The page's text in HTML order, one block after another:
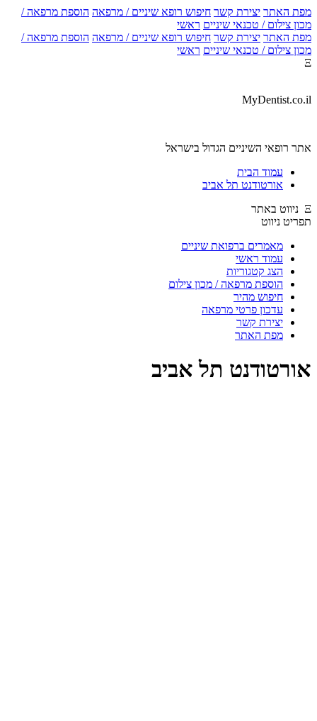
מפת האתר יצירת קשר חיפוש רופא שיניים / מרפאה הוספת מרפאה /
מכון צילום / טכנאי שיניים ראשי
מפת האתר יצירת קשר חיפוש רופא שיניים / מרפאה הוספת מרפאה /
מכון צילום / טכנאי שיניים ראשי
Ξ
MyDentist.co.il
אתר רופאי השיניים הגדול בישראל
עמוד הבית
אורטודנט תל אביב
Ξ ניווט באתר
תפריט ניווט
מאמרים ברפואת שיניים
עמוד ראשי
הצג קטגוריות
הוספת מרפאה / מכון צילום
חיפוש מהיר
עדכון פרטי מרפאה
יצירת קשר
מפת האתר
אורטודנט תל אביב